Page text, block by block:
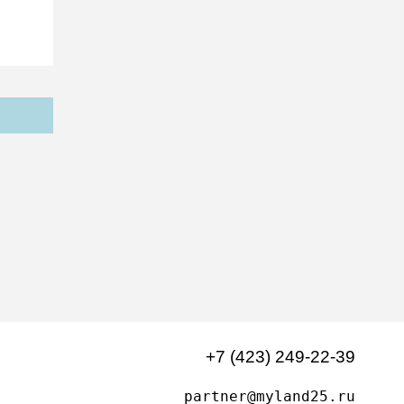
+7 (423) 249-22-39
partner@myland25.ru